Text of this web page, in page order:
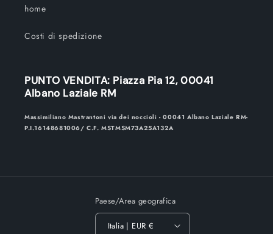
home
Costi di spedizione
PUNTO VENDITA: Piazza Pia 12, 00041
Albano Laziale RM
Massimiliano Mastrantoni via dei noccioli - 00041 Albano Laziale RM-
P.I.16148681006/ C.F. MSTMSM73A25A132A
Paese/Area geografica
Italia | EUR €